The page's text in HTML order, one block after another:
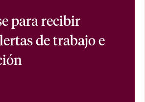
para recibir
de trabajo e